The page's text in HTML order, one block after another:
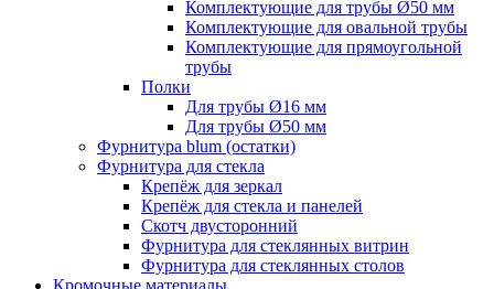
Комплектующие для трубы Ø50 мм
Комплектующие для овальной трубы
Комплектующие для прямоугольной
трубы
Полки
Для трубы Ø16 мм
Для трубы Ø50 мм
Фурнитура blum (остатки)
Фурнитура для стекла
Крепёж для зеркал
Крепёж для стекла и панелей
Скотч двусторонний
Фурнитура для стеклянных витрин
Фурнитура для стеклянных столов
Кромочные материалы